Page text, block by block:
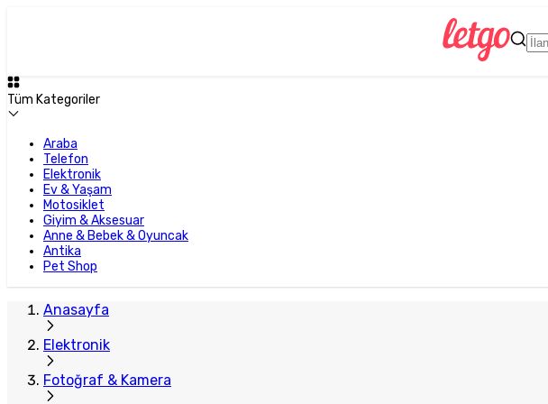
Tüm Kategoriler
Araba
Telefon
Elektronik
Ev & Yaşam
Motosiklet
Giyim & Aksesuar
Anne & Bebek & Oyuncak
Antika
Pet Shop
Anasayfa
Elektronik
Fotoğraf & Kamera